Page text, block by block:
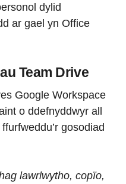
dylid
ar gael yn Office
Team Drive
Google Workspace
o ddefnyddwyr all
gosodiad
lawrlwytho, copïo,